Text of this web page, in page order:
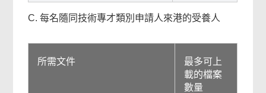
C. 每名隨同技術專才類別申請人來港的受養人
所需文件
最多可上
載的檔案
數量